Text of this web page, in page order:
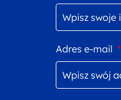
Adres e-mail *